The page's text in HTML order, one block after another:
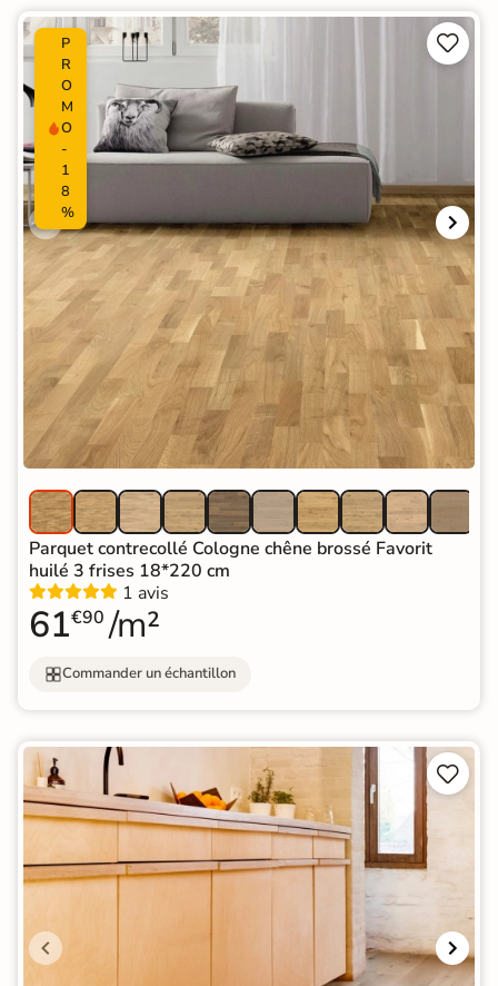
P
R
O
M
O
-
1
8
%


Parquet contrecollé Cologne chêne brossé Favorit
huilé 3 frises 18*220 cm
1 avis
61€90 /m²
Commander un échantillon

